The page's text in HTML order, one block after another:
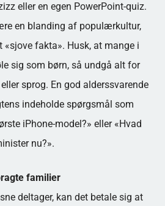
eller en egen PowerPoint-quiz.
en blanding af populærkultur,
fakta». Husk, at mange i
sig som børn, så undgå alt for
sprog. En god alderssvarende
indeholde spørgsmål som
iPhone-model?» eller «Hvad
nu?».
familier
deltager, kan det betale sig at